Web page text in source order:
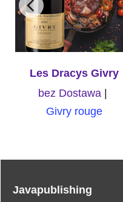
Les Dracys Givry
bez Dostawa
Givry rouge
Javapublishing